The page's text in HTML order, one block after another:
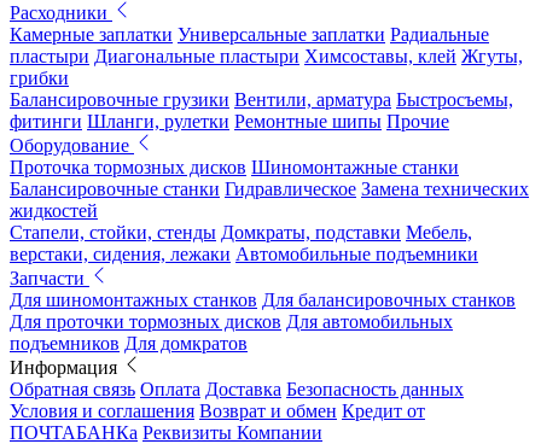
Расходники
Камерные заплатки Универсальные заплатки Радиальные
пластыри Диагональные пластыри Химсоставы, клей Жгуты,
грибки
Балансировочные грузики Вентили, арматура Быстросъемы,
фитинги Шланги, рулетки Ремонтные шипы Прочие
Оборудование
Проточка тормозных дисков Шиномонтажные станки
Балансировочные станки Гидравлическое Замена технических
жидкостей
Стапели, стойки, стенды Домкраты, подставки Мебель,
верстаки, сидения, лежаки Автомобильные подъемники
Запчасти
Для шиномонтажных станков Для балансировочных станков
Для проточки тормозных дисков Для автомобильных
подъемников Для домкратов
Информация
Обратная связь Оплата Доставка Безопасность данных
Условия и соглашения Возврат и обмен Кредит от
ПОЧТАБАНКа Реквизиты Компании